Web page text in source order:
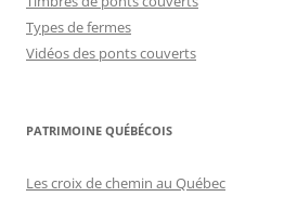
Types de fermes
Vidéos des ponts couverts
PATRIMOINE QUÉBÉCOIS
Les croix de chemin au Québec